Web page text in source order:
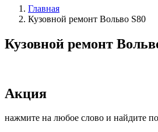
Главная
Кузовной ремонт Вольво S80
Кузовной ремонт
Акция
нажмите на любое слово и найдите